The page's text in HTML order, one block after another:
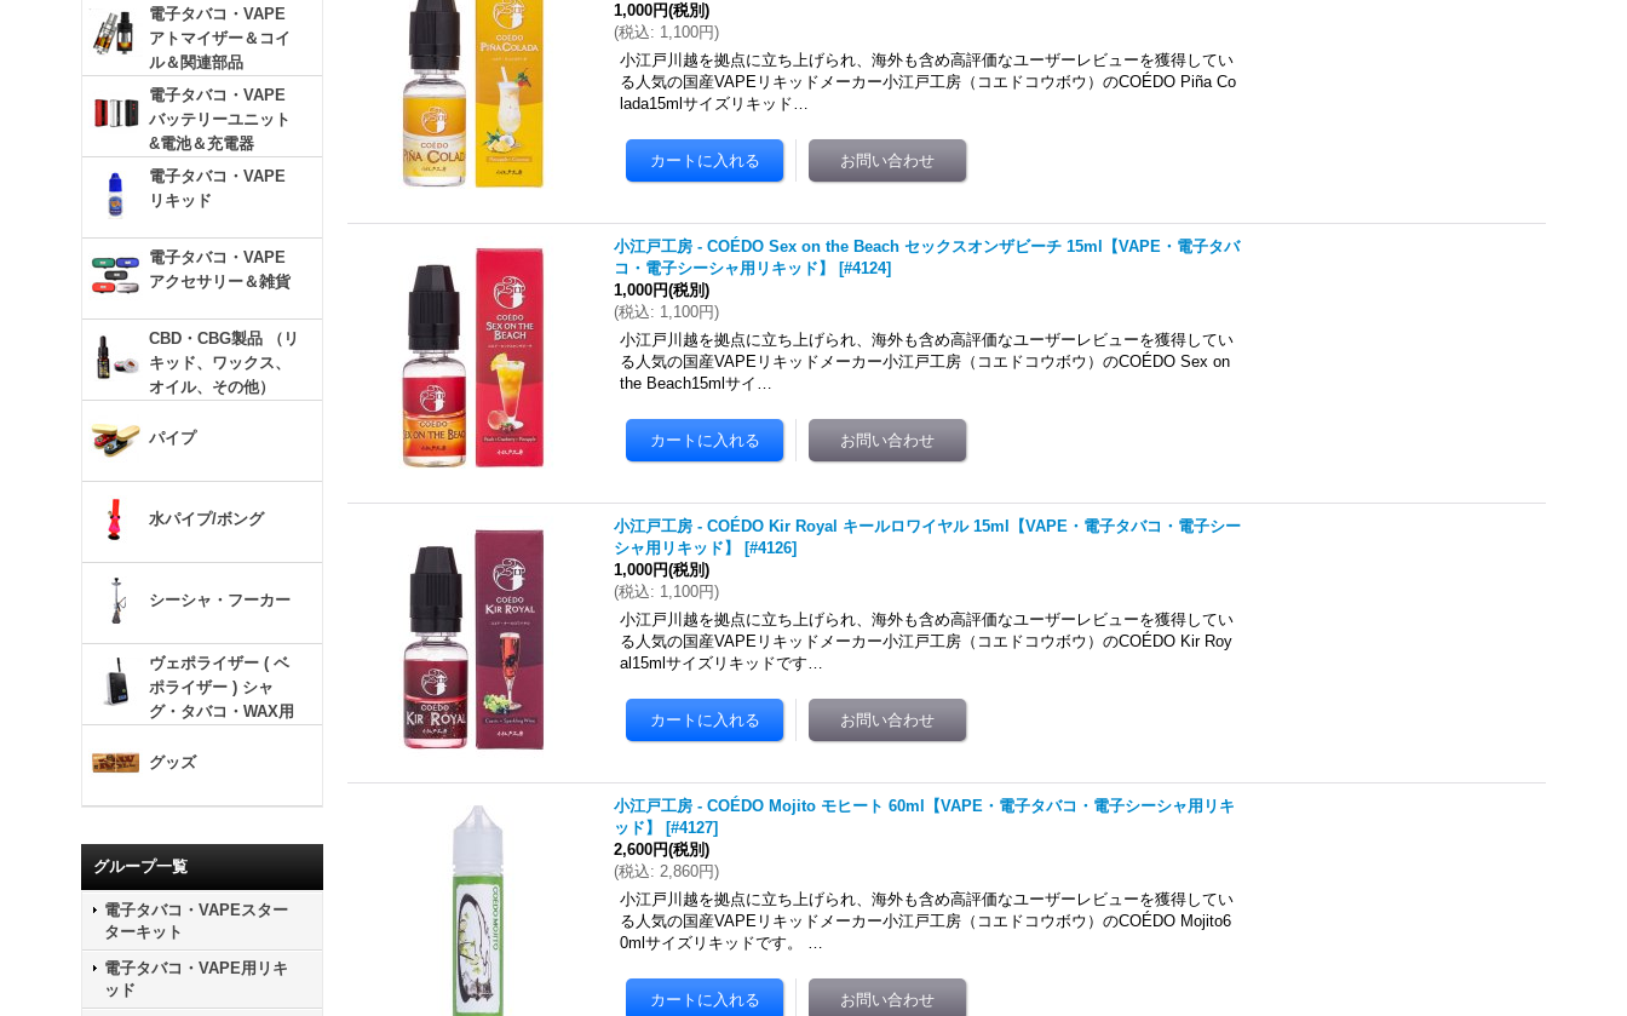
電子タバコ・VAPE
アトマイザー＆コイ
ル＆関連部品
電子タバコ・VAPE
バッテリーユニット
&電池＆充電器
電子タバコ・VAPE
リキッド
電子タバコ・VAPE
アクセサリー＆雑貨
CBD・CBG製品 （リ
キッド、ワックス、
オイル、その他）
パイプ
水パイプ/ボング
シーシャ・フーカー
ヴェポライザー ( ベ
ポライザー ) シャ
グ・タバコ・WAX用
グッズ
グループ一覧
電子タバコ・VAPEスター
ターキット
電子タバコ・VAPE用リキ
ッド
1,000円(税別)
(税込: 1,100円)
小江戸川越を拠点に立ち上げられ、海外も含め高評価なユーザーレビューを獲得してい
る人気の国産VAPEリキッドメーカー小江戸工房（コエドコウボウ）のCOÉDO Piña Co
lada15mlサイズリキッド…
小江戸工房 - COÉDO Sex on the Beach セックスオンザビーチ 15ml【VAPE・電子タバ
コ・電子シーシャ用リキッド】
[#4124]
1,000円(税別)
(税込: 1,100円)
小江戸川越を拠点に立ち上げられ、海外も含め高評価なユーザーレビューを獲得してい
る人気の国産VAPEリキッドメーカー小江戸工房（コエドコウボウ）のCOÉDO Sex on
the Beach15mlサイ…
小江戸工房 - COÉDO Kir Royal キールロワイヤル 15ml【VAPE・電子タバコ・電子シー
シャ用リキッド】
[#4126]
1,000円(税別)
(税込: 1,100円)
小江戸川越を拠点に立ち上げられ、海外も含め高評価なユーザーレビューを獲得してい
る人気の国産VAPEリキッドメーカー小江戸工房（コエドコウボウ）のCOÉDO Kir Roy
al15mlサイズリキッドです…
小江戸工房 - COÉDO Mojito モヒート 60ml【VAPE・電子タバコ・電子シーシャ用リキ
ッド】
[#4127]
2,600円(税別)
(税込: 2,860円)
小江戸川越を拠点に立ち上げられ、海外も含め高評価なユーザーレビューを獲得してい
る人気の国産VAPEリキッドメーカー小江戸工房（コエドコウボウ）のCOÉDO Mojito6
0mlサイズリキッドです。 …